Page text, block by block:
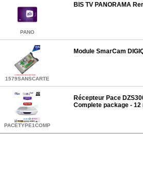
PANO
BIS TV PANORAMA
1579SANSCARTE
Module SmarCam
PACETYPE1COMP
Récepteur Pace
Complete package - 12